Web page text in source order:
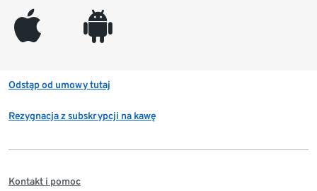
appleinc android
Odstąp od umowy tutaj
Rezygnacja z subskrypcji na kawę
Kontakt i pomoc